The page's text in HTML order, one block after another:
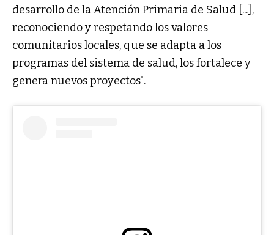
desarrollo de la Atención Primaria de Salud [...],
reconociendo y respetando los valores
comunitarios locales, que se adapta a los
programas del sistema de salud, los fortalece y
genera nuevos proyectos".